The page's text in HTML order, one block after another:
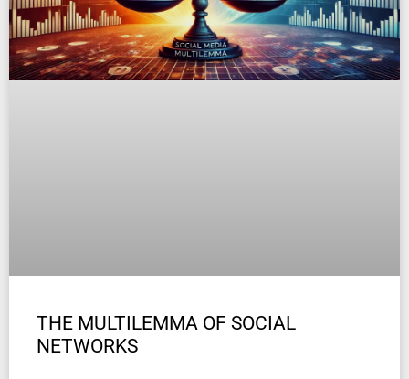
THE MULTILEMMA OF SOCIAL
NETWORKS